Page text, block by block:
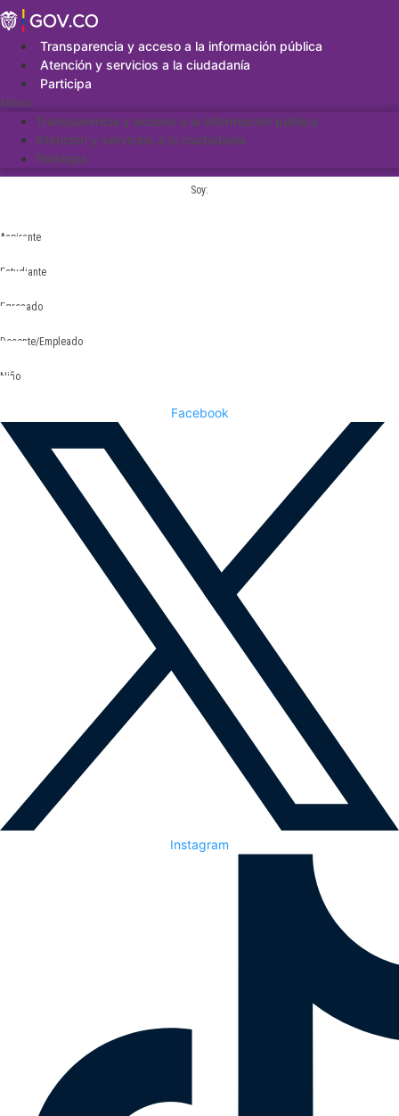
Saltar
al
contenidoTransparencia y acceso a la información pública
Atención y servicios a la ciudadanía
Participa
Menu
Transparencia y acceso a la información pública
Atención y servicios a la ciudadanía
Participa
Soy:
Aspirante
Estudiante
Egresado
Docente/Empleado
Niño
Facebook
Instagram